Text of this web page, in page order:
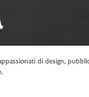
di design,